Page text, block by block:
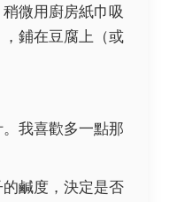
微用廚房紙巾吸
鋪在豆腐上（或
我喜歡多一點那
鹹度，決定是否